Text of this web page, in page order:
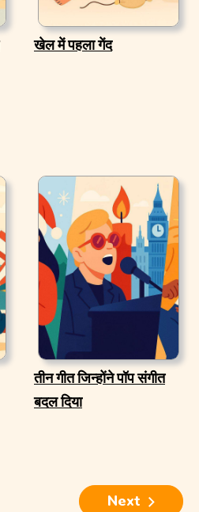
खेल में पहला गेंद
तीन गीत जिन्होंने पॉप संगीत
बदल दिया
Next